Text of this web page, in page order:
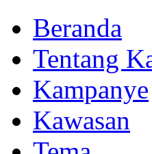
Beranda
Tentang
Kampanye
Kawasan